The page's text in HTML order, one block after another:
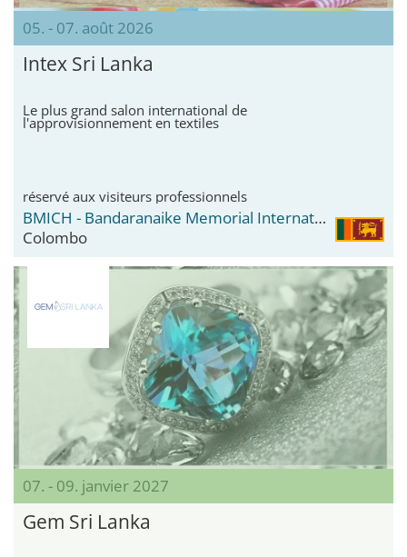
05. - 07. août 2026
Intex Sri Lanka
Le plus grand salon international de
l'approvisionnement en textiles
réservé aux visiteurs professionnels
BMICH - Bandaranaike Memorial International Conference Hall
Colombo
07. - 09. janvier 2027
Gem Sri Lanka